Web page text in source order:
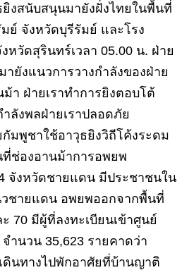
ยิงสนับสนุนมายังฝั่งไทยในพื้นที่
ย์ จังหวัดบุรีรัมย์ และโรง
หวัดสุรินทร์เวลา 05.00 น. ฝ่าย
ยังแนวการวางกำลังของฝ่าย
า ฝ่ายเราทำการยิงตอบโต้
ลังพลฝ่ายเราปลอดภัย
กัมพูชาใช้อาวุธยิงวิถีโค้งระดม
ที่ช่องอานม้าการอพยพ
จังหวัดชายแดน มีประชาชนใน
ชายแดน อพยพออกจากพื้นที่
70 มีผู้ที่ลงทะเบียนเข้าศูนย์
ำนวน 35,623 รายคาดว่า
ดินทางไปพักอาศัยที่บ้านญาติ